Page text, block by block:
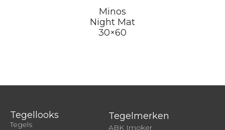
Minos
Night Mat
30×60
Tegellooks
Tegels
Tegelmerken
ABK Imoker